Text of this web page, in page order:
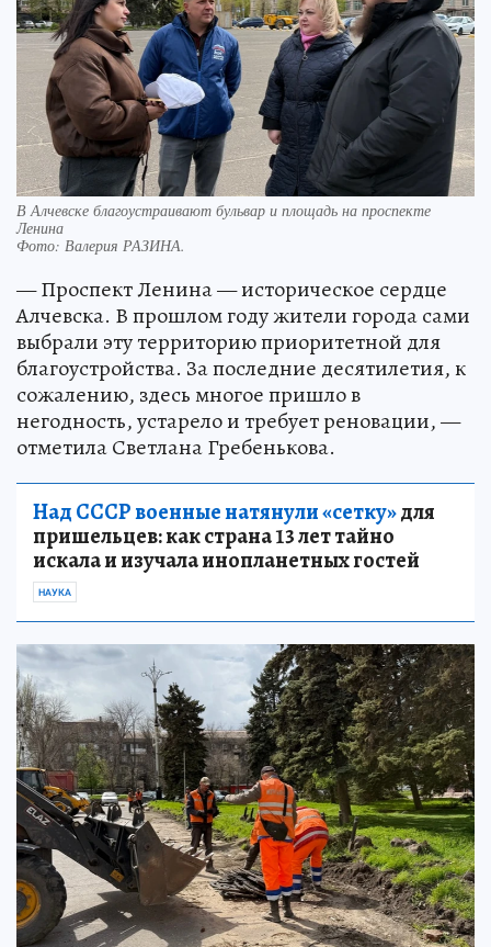
В Алчевске благоустраивают бульвар и площадь на проспекте
Ленина
Фото: Валерия РАЗИНА.
— Проспект Ленина — историческое сердце
Алчевска. В прошлом году жители города сами
выбрали эту территорию приоритетной для
благоустройства. За последние десятилетия, к
сожалению, здесь многое пришло в
негодность, устарело и требует реновации, —
отметила Светлана Гребенькова.
Над СССР военные натянули «сетку»для
пришельцев: как страна 13 лет тайно
искала и изучала инопланетных гостей
НАУКА